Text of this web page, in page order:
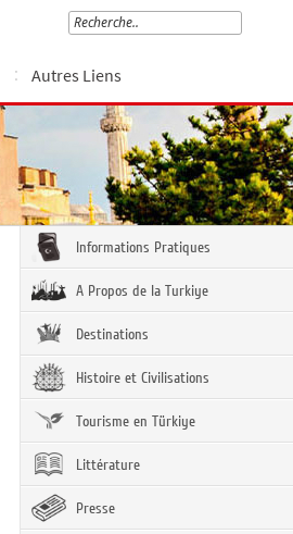
Autres Liens
Informations Pratiques
A Propos de la Turkiye
Destinations
Histoire et Civilisations
Tourisme en Türkiye
Littérature
Presse